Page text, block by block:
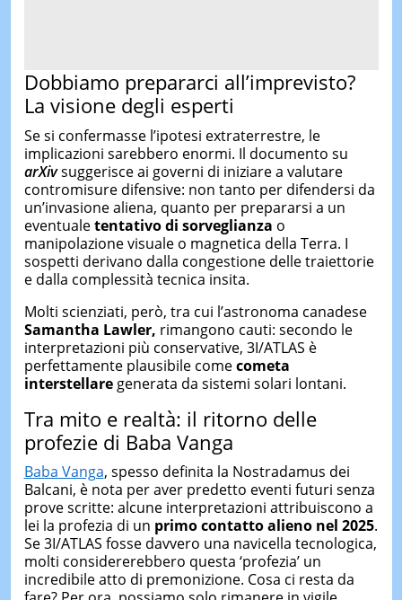
Dobbiamo prepararci all’imprevisto?
La visione degli esperti
Se si confermasse l’ipotesi extraterrestre, le
implicazioni sarebbero enormi. Il documento su
arXivsuggerisce ai governi di iniziare a valutare
contromisure difensive: non tanto per difendersi da
un’invasione aliena, quanto per prepararsi a un
eventualetentativo di sorveglianza o
manipolazione visuale o magnetica della Terra. I
sospetti derivano dalla congestione delle traiettorie
e dalla complessità tecnica insita.
Molti scienziati, però, tra cui l’astronoma canadese
Samantha Lawler, rimangono cauti: secondo le
interpretazioni più conservative, 3I/ATLAS è
perfettamente plausibile comecometa
interstellaregenerata da sistemi solari lontani.
Tra mito e realtà: il ritorno delle
profezie di Baba Vanga
Baba Vanga, spesso definita la Nostradamus dei
Balcani, è nota per aver predetto eventi futuri senza
prove scritte: alcune interpretazioni attribuiscono a
lei la profezia di un primo contatto alieno nel 2025.
Se 3I/ATLAS fosse davvero una navi­cella tecnologica,
molti considererebbero questa ‘profezia’ un
incredibile atto di premonizione. Cosa ci resta da